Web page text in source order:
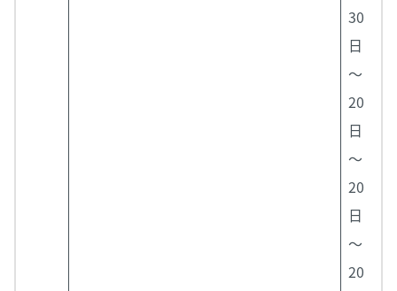
30
日
～
20
日
～
20
日
～
20